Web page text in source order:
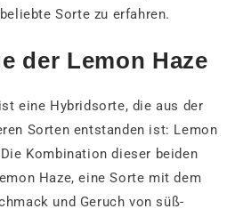
Sorte zu erfahren.
der Lemon Haze
eine Hybridsorte, die aus der
Sorten entstanden ist: Lemon
Kombination dieser beiden
Haze, eine Sorte mit dem
und Geruch von süß-